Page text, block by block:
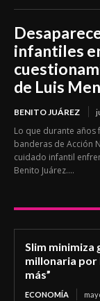
Slim minimiza
millonaria por
más”
ECONOMÍA
infantiles
de Luis
BENITO JUÁREZ
Lo que durante
banderas de Acción
cuidado infantil
Benito Juárez....